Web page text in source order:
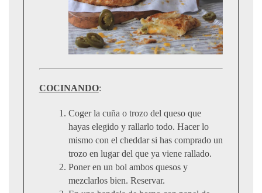
COCINANDO:
Coger la cuña o trozo del queso que
hayas elegido y rallarlo todo. Hacer lo
mismo con el cheddar si has comprado un
trozo en lugar del que ya viene rallado.
Poner en un bol ambos quesos y
mezclarlos bien. Reservar.